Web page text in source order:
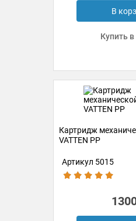
В
Купить
Картридж
VATTEN PP
Артикул 5015